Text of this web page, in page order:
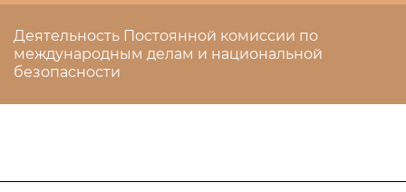
Деятельность Постоянной комиссии по
международным делам и национальной
безопасности